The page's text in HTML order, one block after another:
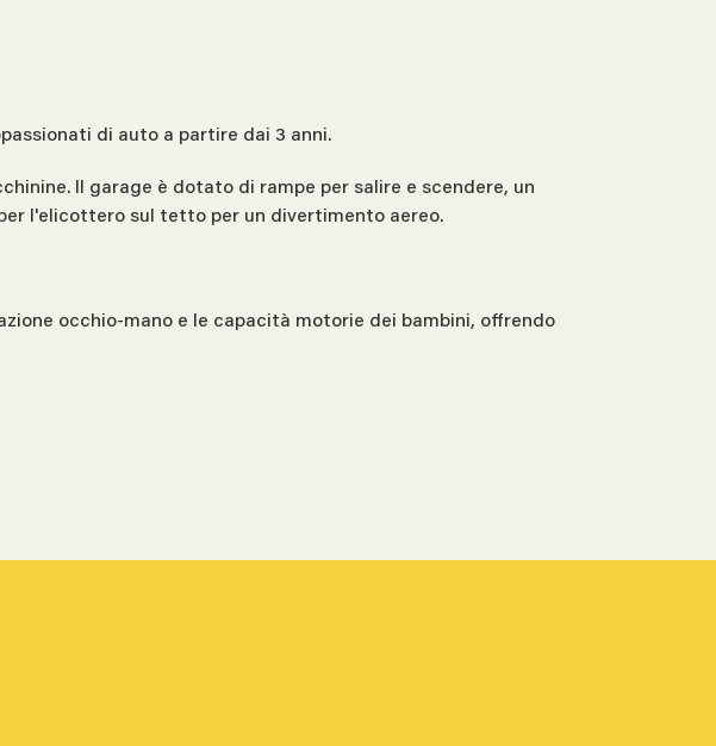
di auto a partire dai 3 anni.
Il garage è dotato di rampe per salire e scendere, un
l'elicottero sul tetto per un divertimento aereo.
occhio-mano e le capacità motorie dei bambini, offrendo